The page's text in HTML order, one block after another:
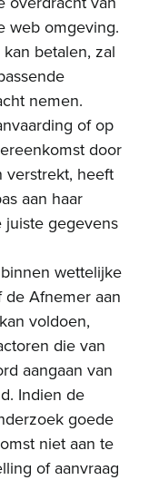
web omgeving.
betalen, zal
nemen.
of op
door
verstrekt, heeft
aan haar
gegevens
wettelijke
Afnemer aan
voldoen,
die van
aangaan van
Indien de
goede
niet aan te
of aanvraag